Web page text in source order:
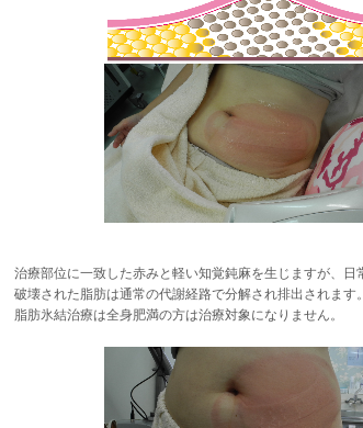
治療部位に一致した赤みと軽い知覚鈍麻を生じますが、日
破壊された脂肪は通常の代謝経路で分解され排出されます。
脂肪氷結治療は全身肥満の方は治療対象になりません。